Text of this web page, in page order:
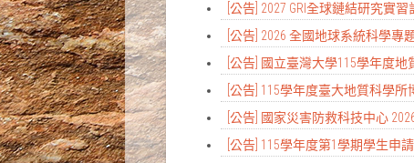
[公告] 2027 GRI全球鏈結研究實
[公告] 2026 全國地球系統科學專
[公告] 國立臺灣大學115學年度
[公告] 115學年度臺大地質科學
[公告] 國家災害防救科技中心
[公告] 115學年度第1學期學生申